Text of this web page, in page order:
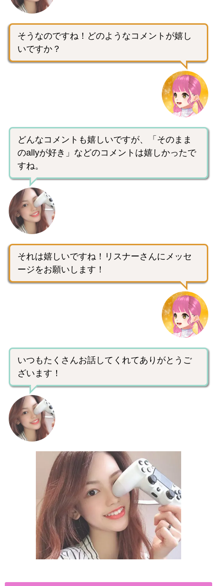
そうなのですね！どのようなコメントが嬉し
いですか？
どんなコメントも嬉しいですが、「そのまま
のallyが好き」などのコメントは嬉しかったで
すね。
それは嬉しいですね！リスナーさんにメッセ
ージをお願いします！
いつもたくさんお話してくれてありがとうご
ざいます！